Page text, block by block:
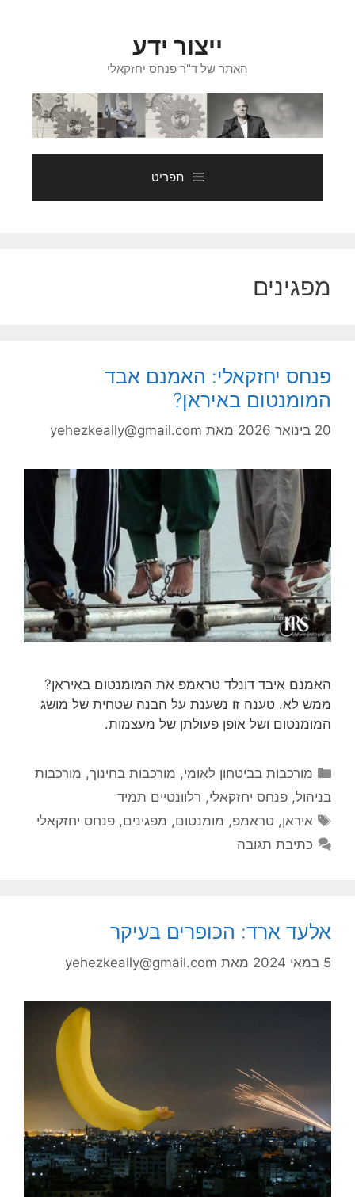
ייצור ידע
האתר של ד"ר פנחס יחזקאלי
תפריט
מפגינים
פנחס יחזקאלי: האמנם אבד
המומנטום באיראן?
20 בינואר 2026 מאת yehezkeally@gmail.com
האמנם איבד דונלד טראמפ את המומנטום באיראן?
ממש לא. טענה זו נשענת על הבנה שטחית של מושג
המומנטום ושל אופן פעולתן של מעצמות.
קטגוריות
מורכבות בביטחון לאומי, מורכבות בחינוך, מורכבות
בניהול, פנחס יחזקאלי, רלוונטיים תמיד
תגיות
איראן,טראמפ, מומנטום, מפגינים,פנחס יחזקאלי
כתיבת תגובה
אלעד ארד: הכופרים בעיקר
5 במאי 2024 מאת yehezkeally@gmail.com